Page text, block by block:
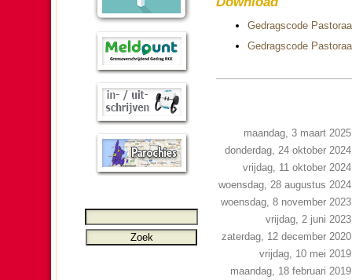
Gedrags­co­de
Gedrags­co­de
maandag, 3 maart 2025
donderdag, 24 oktober 2024
vrijdag, 11 oktober 2024
woensdag, 28 augustus 2024
woensdag, 8 november 2023
vrijdag, 2 juni 2023
zaterdag, 12 december 2020
vrijdag, 10 mei 2019
maandag, 18 februari 2019